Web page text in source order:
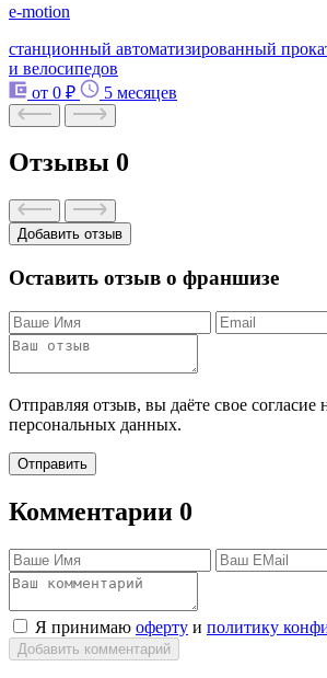
e-motion
станционный автоматизированный
и велосипедов
от 0 ₽
5 месяцев
Отзывы 0
Добавить отзыв
Оставить отзыв о франшизе
Отправляя отзыв, вы даёте свое согласие
персональных данных.
Отправить
Комментарии 0
Я принимаю оферту и политику
Добавить комментарий